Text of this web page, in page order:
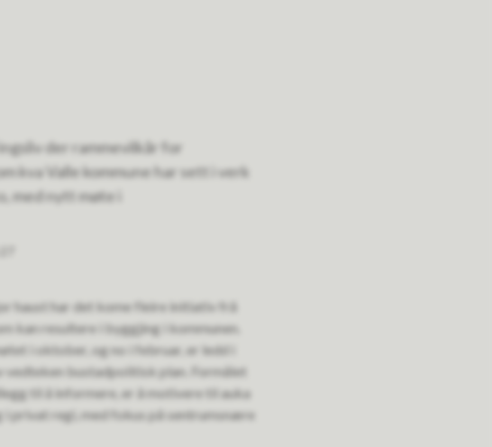
der rammevilkår for
kva Valle kommune har sett i verk
med nytt møte i
haust har det kome fleire initiativ frå
kan resultere i byggjing i kommunen.
i oktober, og no i februar, er ledd i
vedteken bustadpolitisk plan. Formålet
til å informere, er å motivere til auka
privat regi, med fokus på sentrumsnære